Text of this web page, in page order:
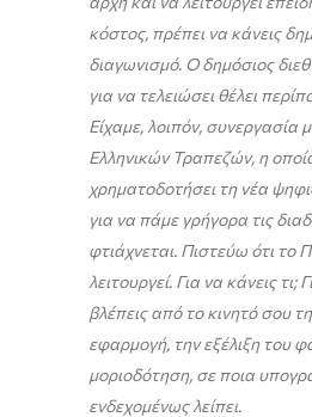
κόστος, πρέπει να κάνεις
διαγωνισμό. Ο δημόσιος
για να τελειώσει θέλει
Είχαμε, λοιπόν, συνεργασία
Ελληνικών Τραπεζών, η
χρηματοδοτήσει τη νέα
για να πάμε γρήγορα τις
φτιάχνεται. Πιστεύω ότι το
λειτουργεί. Για να κάνεις τι;
βλέπεις από το κινητό σου
εφαρμογή, την εξέλιξη του
μοριοδότηση, σε ποια
ενδεχομένως λείπει.